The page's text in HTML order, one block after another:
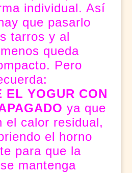
individual. Así
que pasarlo
tarros y al
queda
Pero
EL YOGUR CON
ya que
el calor residual,
el horno
para que la
mantenga